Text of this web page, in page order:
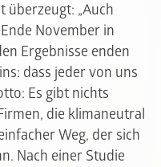
überzeugt: „Auch
November in
Ergebnisse enden
dass jeder von uns
Es gibt nichts
die klimaneutral
Weg, der sich
Nach einer Studie